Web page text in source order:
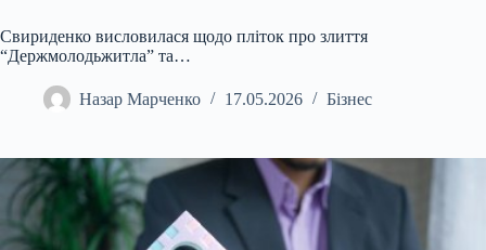
Свириденко висловилася щодо пліток про злиття
“Держмолодьжитла” та…
Назар Марченко 17.05.2026 Бізнес